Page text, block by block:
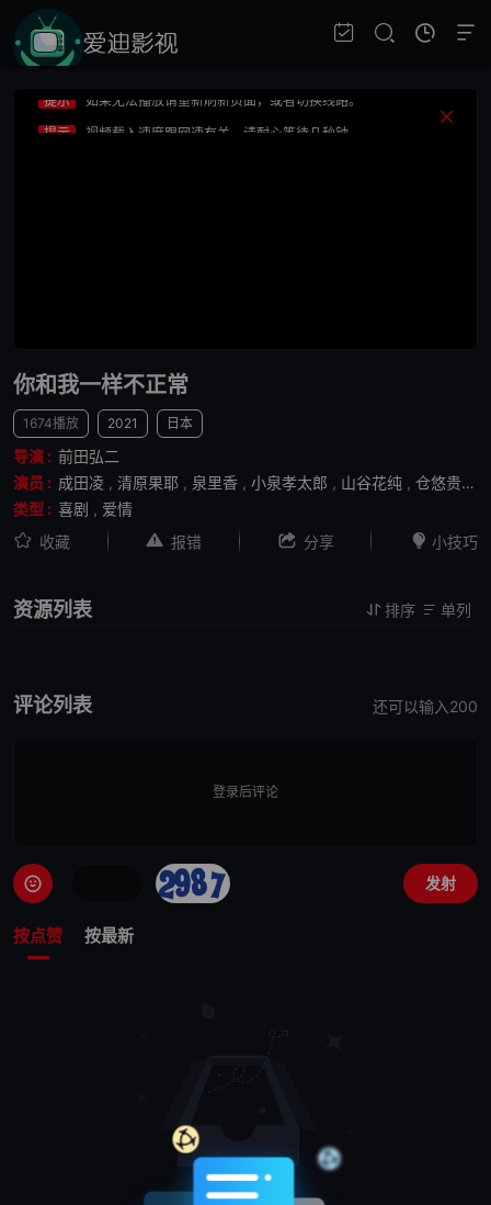
提示
提示
不要轻易相信视频中的广告，谨防上当受骗!
你和我一样不正常
1674播放 2021 日本
导演 : 前田弘二
演员 : 成田凌 , 清原果耶 , 泉里香 , 小泉孝太郎 , 山谷花纯 , 仓悠贵 ,
类型 : 喜剧 , 爱情
 收藏  报错  分享  小技巧
资源列表  排序  单列
评论列表 还可以输入200
登录后评论
发射
按点赞 按最新
什么都没有